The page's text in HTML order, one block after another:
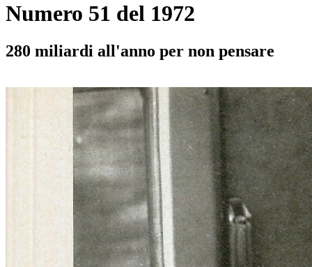
Numero 51 del 1972
280 miliardi all'anno per non pensare